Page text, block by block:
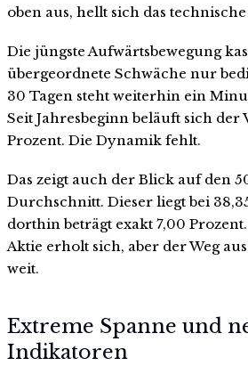
oben aus, hellt sich das
Die jüngste Aufwärtsbewegung
übergeordnete Schwäche nur
30 Tagen steht weiterhin ein
Seit Jahresbeginn beläuft sich der
Prozent. Die Dynamik fehlt.
Das zeigt auch der Blick auf den
Durchschnitt. Dieser liegt bei
dorthin beträgt exakt 7,00
Aktie erholt sich, aber der Weg
weit.
Extreme Spanne und
Indikatoren